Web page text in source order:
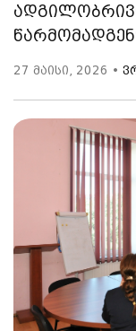
27 მაისი, 2026 •